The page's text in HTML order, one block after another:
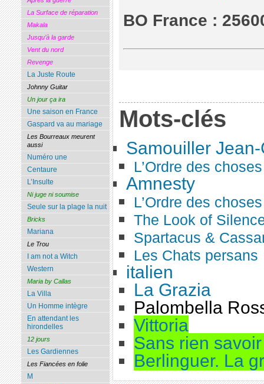
BO France :
Mots-clés
Samouiller
L’Ordre des choses
Amnesty
L’Ordre des choses
The Look of
Spartacus &
Les Chats persans
italien
La Grazia
Palombella
Vittoria
Sans rien savoir
Berlinguer. La
La Surface de réparation
Makala
Jusqu’à la garde
Vent du nord
Revenge
La Juste Route
Johnny Guitar
Un jour ça ira
Une saison en France
Gaspard va au mariage
Les Bourreaux meurent
aussi
Numéro une
Centaure
L’Insulte
Ni juge ni soumise
Seule sur la plage la nuit
Bricks
Mariana
Le Trou
I am not a Witch
Western
Maria by Callas
La Villa
Un Homme intègre
En attendant les
hirondelles
12 jours
Les Gardiennes
Les Fiancées en folie
M